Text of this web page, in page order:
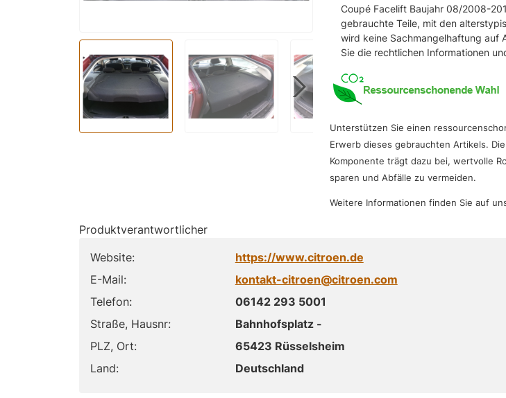
Coupé Facelift Baujahr 08/2008-
gebrauchte Teile, mit den
wird keine Sachmangelhaftung auf
Sie die rechtlichen Informationen
Unterstützen Sie einen
Erwerb dieses gebrauchten Artikels.
Komponente trägt dazu bei, wertvolle
sparen und Abfälle zu vermeiden.
Weitere Informationen finden Sie auf
Produktverantwortlicher
Website:
https://www.citroen.de
E-Mail:
kontakt-citroen@citroen.com
Telefon:
06142 293 5001
Straße, Hausnr:
Bahnhofsplatz -
PLZ, Ort:
65423 Rüsselsheim
Land:
Deutschland